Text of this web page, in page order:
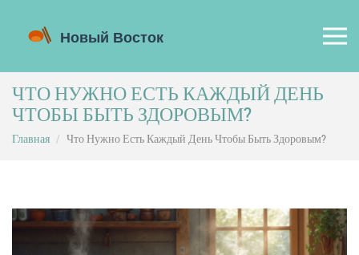
ЧТО НУЖНО ЕСТЬ КАЖДЫЙ ДЕНЬ
ЧТОБЫ БЫТЬ ЗДОРОВЫМ?
Главная Что Нужно Есть Каждый День Чтобы Быть Здоровым?